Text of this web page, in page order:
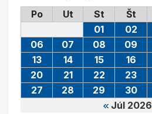
Po
Ut St Št
Júl 2026
01 02
06
07 08 09
13
14 15 16
20
21 22 23
27
28 29 30